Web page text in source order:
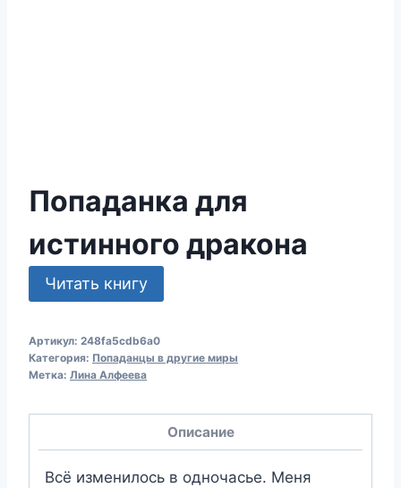
Попаданка для
истинного дракона
Читать книгу
Артикул: 248fa5cdb6a0
Категория: Попаданцы в другие миры
Метка: Лина Алфеева
Описание
Всё изменилось в одночасье. Меня